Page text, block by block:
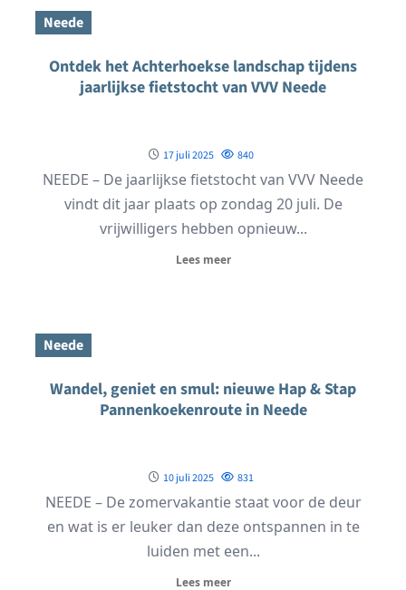
Neede
Ontdek het Achterhoekse landschap tijdens
jaarlijkse fietstocht van VVV Neede
17 juli 2025 840
NEEDE – De jaarlijkse fietstocht van VVV Neede
vindt dit jaar plaats op zondag 20 juli. De
vrijwilligers hebben opnieuw...
Lees meer
Neede
Wandel, geniet en smul: nieuwe Hap & Stap
Pannenkoekenroute in Neede
10 juli 2025 831
NEEDE – De zomervakantie staat voor de deur
en wat is er leuker dan deze ontspannen in te
luiden met een...
Lees meer